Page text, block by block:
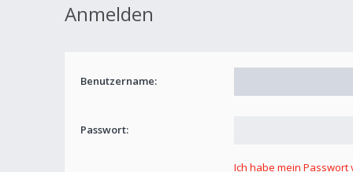
Anmelden
Benutzername:
Passwort:
Ich habe mein Passwort